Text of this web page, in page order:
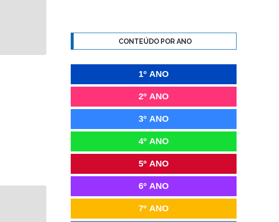
CONTEÚDO POR ANO
1º ANO
2º ANO
3º ANO
4º ANO
5º ANO
6º ANO
7º ANO